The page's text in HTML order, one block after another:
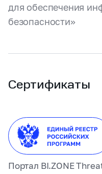
для обеспечения
безопасности»
Сертификаты
Портал BI.ZONE